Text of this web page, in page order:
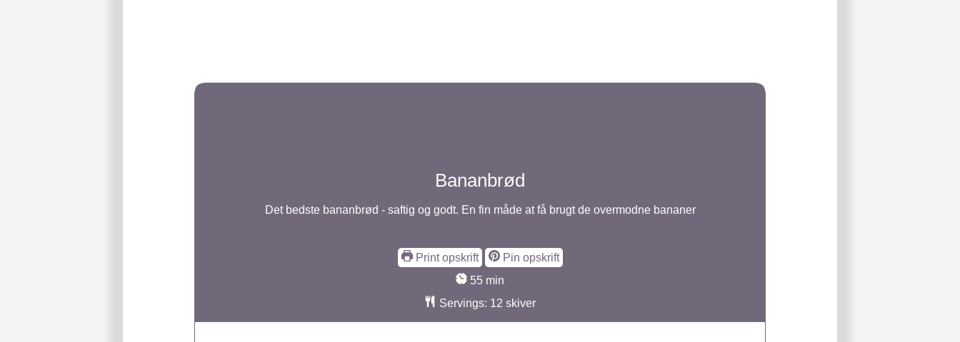
Bananbrød
Det bedste bananbrød - saftig og godt. En fin måde at få brugt de overmodne bananer
Print opskrift
Pin opskrift
55minutter
min
Servings: 12 skiver